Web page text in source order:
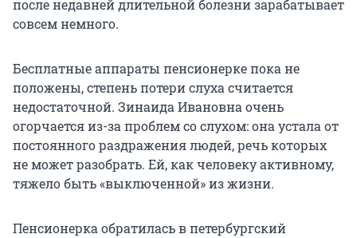
после недавней длительной болезни зарабатывает
совсем немного.
Бесплатные аппараты пенсионерке пока не
положены, степень потери слуха считается
недостаточной. Зинаида Ивановна очень
огорчается из-за проблем со слухом: она устала от
постоянного раздражения людей, речь которых
не может разобрать. Ей, как человеку активному,
тяжело быть «выключенной» из жизни.
Пенсионерка обратилась в петербургский